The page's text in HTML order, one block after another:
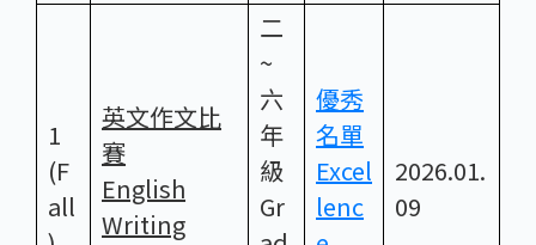
1
(F
all
英文作文比
賽
English
Writing
二
~
六
年
級
Gr
優秀
名單
Excel
lenc
2026.01.
09